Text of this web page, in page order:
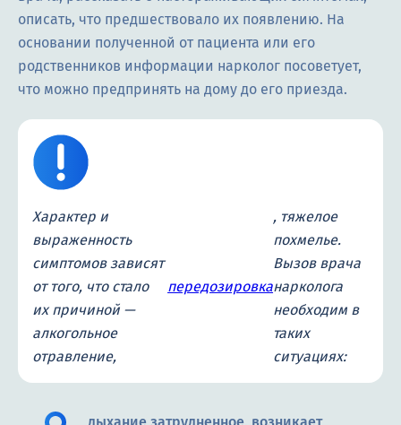
описать, что предшествовало их появлению. На
основании полученной от пациента или его
родственников информации нарколог посоветует,
что можно предпринять на дому до его приезда.
Характер и
выраженность
симптомов зависят
от того, что стало
их причиной —
алкогольное
отравление,
передозировка
, тяжелое
похмелье.
Вызов врача
нарколога
необходим в
таких
ситуациях:
дыхание затрудненное, возникает